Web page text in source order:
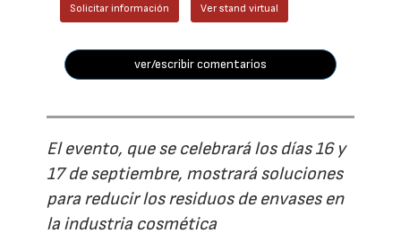
Solicitar información Ver stand virtual
ver/escribir comentarios
El evento, que se celebrará los días 16 y
17 de septiembre, mostrará soluciones
para reducir los residuos de envases en
la industria cosmética